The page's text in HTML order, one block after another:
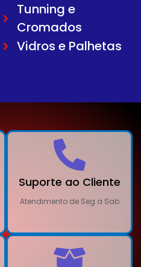
Tunning e
Cromados
Vidros e Palhetas
Suporte ao Cliente
Atendimento de Seg a Sab